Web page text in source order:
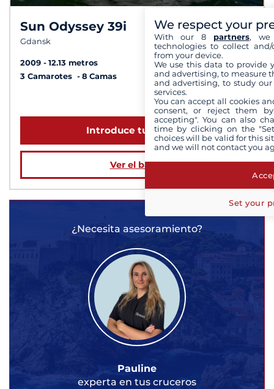
Sun Odyssey 39i
Gdansk
2009
12.13 metros
3 Camarotes
8 Camas
a partir de 1 540 €
Introduce tus fechas
Ver el barco
¿Necesita asesoramiento?
Pauline
experta en tus cruceros
We respect your
With our 8 partners, we
technologies to collect
from your device.
We use this data to provide
and advertising, to measure
and advertising, to study
services.
You can accept all cookies
consent, or reject them
accepting". You can also
time by clicking on the
choices will be valid for this
and we will not contact you
Set your